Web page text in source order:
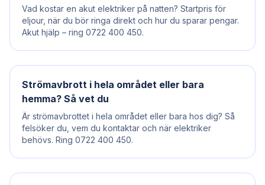
Vad kostar en akut elektriker på natten? Startpris för
eljour, när du bör ringa direkt och hur du sparar pengar.
Akut hjälp – ring 0722 400 450.
Strömavbrott i hela området eller bara
hemma? Så vet du
Är strömavbrottet i hela området eller bara hos dig? Så
felsöker du, vem du kontaktar och när elektriker
behövs. Ring 0722 400 450.